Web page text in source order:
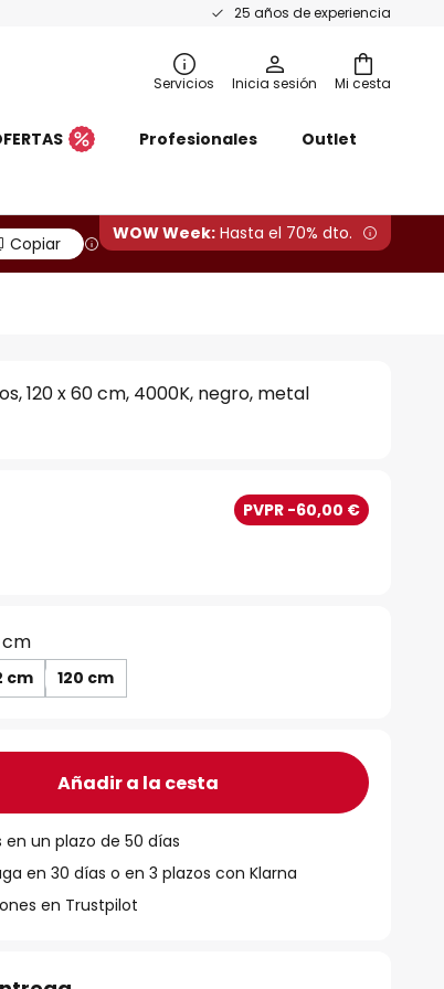
25 años de experiencia
Mi cesta
Servicios Inicia sesión
Profesionales Outlet
Copiar WOW Week: Hasta el 70% dto.
120 x 60 cm, 4000K, negro, metal
PVPR -60,00 €
cm
cm 120 cm
Añadir a la cesta
un plazo de 50 días
en 30 días o en 3 plazos con Klarna
en Trustpilot